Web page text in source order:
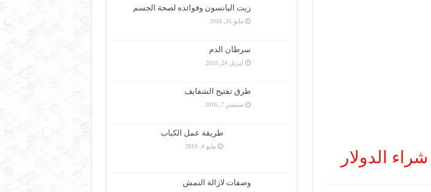
الدولار
زيت اليانسون وفوائده لصحة الجسم
مايو 31, 2018
سرطان الدم
أبريل 24, 2018
طرق تفتيح الشفايف
سبتمبر 7, 2018
طريقة عمل الكباب
مايو 4, 2019
وصفات لازالة النمش